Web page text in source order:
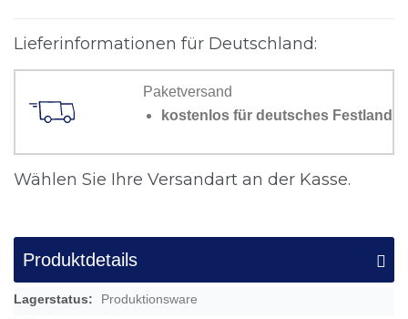
Lieferinformationen für Deutschland:
Paketversand
kostenlos für deutsches Festland
Wählen Sie Ihre Versandart an der Kasse.
Produktdetails
Mehr
Informationen
Produktionsware